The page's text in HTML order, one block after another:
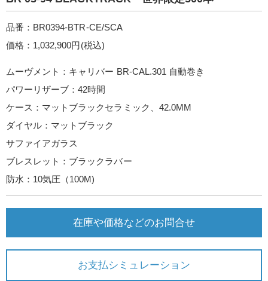
品番：BR0394-BTR-CE/SCA
価格：1,032,900円(税込)
ムーヴメント：キャリバー BR-CAL.301 自動巻き
パワーリザーブ：42時間
ケース：マットブラックセラミック、42.0MM
ダイヤル：マットブラック
サファイアガラス
ブレスレット：ブラックラバー
防水：10気圧（100M)
在庫や価格などのお問合せ
お支払シミュレーション